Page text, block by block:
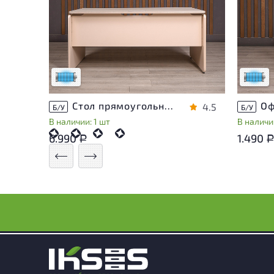
Состояние товара приближено к новому,
могут присутствовать незначительные
следы эксплуатации
Низкая степень износа
Б/У Стол прямоугольный Accord ДСП Дуб Россия
В наличии: 1 шт
4.5
6.990Р
могут
следы
Низкая
Б/У
В
1.490 Р